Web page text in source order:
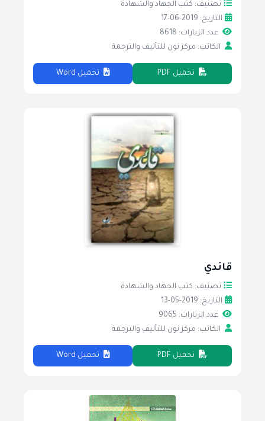
تصنيف: كتب الجهاد والشهادة
التاريخ: 2019-06-17
عدد الزيارات: 8618
الكاتب: مركز نون للتأليف والترجمة
تحميل PDF تحميل Word
قائدي
تصنيف: كتب الجهاد والشهادة
التاريخ: 2019-05-13
عدد الزيارات: 9065
الكاتب: مركز نون للتأليف والترجمة
تحميل PDF تحميل Word